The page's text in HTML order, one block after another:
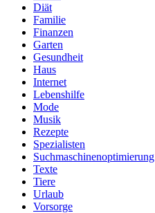
Diät
Familie
Finanzen
Garten
Gesundheit
Haus
Internet
Lebenshilfe
Mode
Musik
Rezepte
Spezialisten
Suchmaschinenoptimierung
Texte
Tiere
Urlaub
Vorsorge